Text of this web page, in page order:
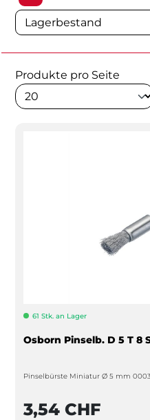
Produkte pro Seite
61 Stk. an Lager
Osborn Pinselb. D 5 T 8
Pinselbürste
3,54 CHF